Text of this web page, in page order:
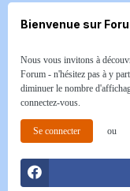
Bienvenue sur
Nous vous invitons à
Forum - n'hésitez pas à y
diminuer le nombre
connectez-vous.
Se connecter ou